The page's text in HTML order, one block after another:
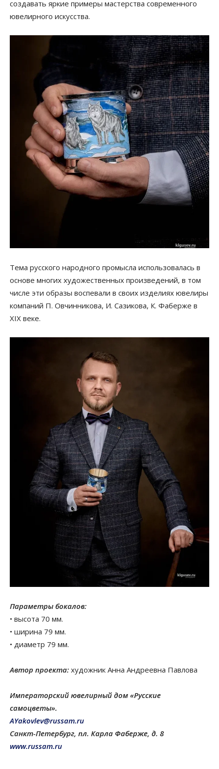
создавать яркие примеры мастерства современного
ювелирного искусства.
Тема русского народного промысла использовалась в
основе многих художественных произведений, в том
числе эти образы воспевали в своих изделиях ювелиры
компаний П. Овчинникова, И. Сазикова, К. Фаберже в
XIX веке.
Параметры бокалов:
• высота 70 мм.
• ширина 79 мм.
• диаметр 79 мм.
Автор проекта: художник Анна Андреевна Павлова
Императорский ювелирный дом «Русские
самоцветы».
AYakovlev@russam.ru
Санкт-Петербург, пл. Карла Фаберже, д. 8
www.russam.ru